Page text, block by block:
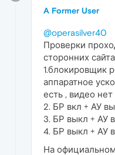
A Former User
@operasilver40
Проверки
сторонних
1.блокировщик
аппаратное
есть , видео нет
2. БР вкл + АУ
3. БР выкл + АУ
4. БР выкл + АУ
На